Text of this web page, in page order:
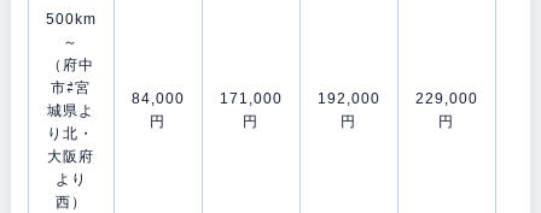
500km
～
（府中
市⇄宮
城県よ
り北・
大阪府
より
西）
84,000
円
171,000
円
192,000
円
229,000
円